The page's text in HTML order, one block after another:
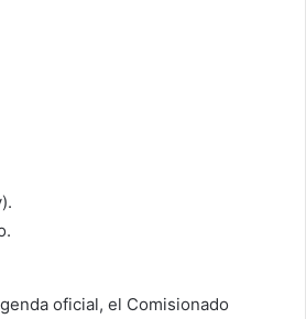
oficial, el Comisionado